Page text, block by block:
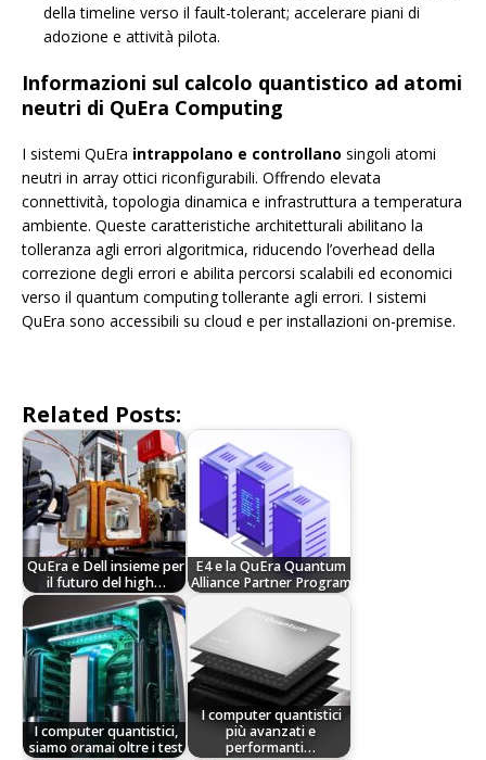
della timeline verso il fault-tolerant; accelerare piani di
adozione e attività pilota.
Informazioni sul calcolo quantistico ad atomi
neutri di QuEra Computing
I sistemi QuEra intrappolano e controllano singoli atomi
neutri in array ottici riconfigurabili. Offrendo elevata
connettività, topologia dinamica e infrastruttura a temperatura
ambiente. Queste caratteristiche architetturali abilitano la
tolleranza agli errori algoritmica, riducendo l’overhead della
correzione degli errori e abilita percorsi scalabili ed economici
verso il quantum computing tollerante agli errori. I sistemi
QuEra sono accessibili su cloud e per installazioni on-premise.
Related Posts:
QuEra e Dell insieme per
il futuro del high…
E4 e la QuEra Quantum
Alliance Partner Program
I computer quantistici,
siamo oramai oltre i test
I computer quantistici
più avanzati e
performanti…